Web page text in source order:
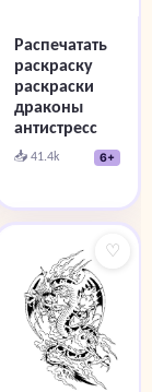
Распечатать
раскраску
раскраски
драконы
антистресс
📥 41.4k 6+
♡